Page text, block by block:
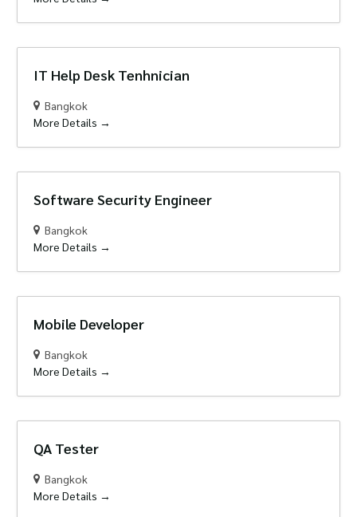
IT Help Desk Tenhnician
Bangkok
More Details
Software Security Engineer
Bangkok
More Details
Mobile Developer
Bangkok
More Details
QA Tester
Bangkok
More Details